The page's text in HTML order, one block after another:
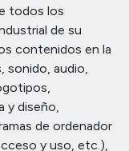
todos los
de su
contenidos en la
sonido, audio,
y diseño,
de ordenador
y uso, etc.),